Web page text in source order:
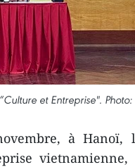
et Entreprise". Photo:
à Hanoï,
vietnamienne,